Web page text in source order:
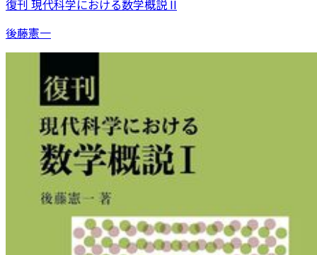
復刊 現代科学における数学概説 II
後藤憲一